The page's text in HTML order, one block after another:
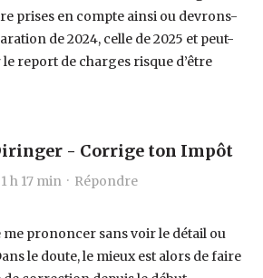
prises en compte ainsi ou devrons-
de 2024, celle de 2025 et peut-
report de charges risque d’être
- Corrige ton Impôt
h 17 min · Répondre
me prononcer sans voir le détail ou
le doute, le mieux est alors de faire